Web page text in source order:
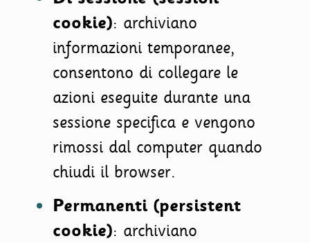
cookie): archiviano
informazioni temporanee,
consentono di collegare le
azioni eseguite durante una
sessione specifica e vengono
rimossi dal computer quando
chiudi il browser.
Permanenti (persistent
cookie): archiviano